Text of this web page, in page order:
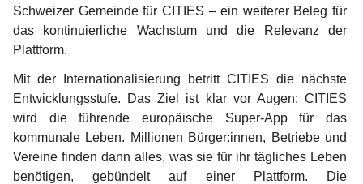
Schweizer Gemeinde für CITIES – ein weiterer Beleg für
das kontinuierliche Wachstum und die Relevanz der
Plattform.
Mit der Internationalisierung betritt CITIES die nächste
Entwicklungsstufe. Das Ziel ist klar vor Augen: CITIES
wird die führende europäische Super-App für das
kommunale Leben. Millionen Bürger:innen, Betriebe und
Vereine finden dann alles, was sie für ihr tägliches Leben
benötigen, gebündelt auf einer Plattform. Die